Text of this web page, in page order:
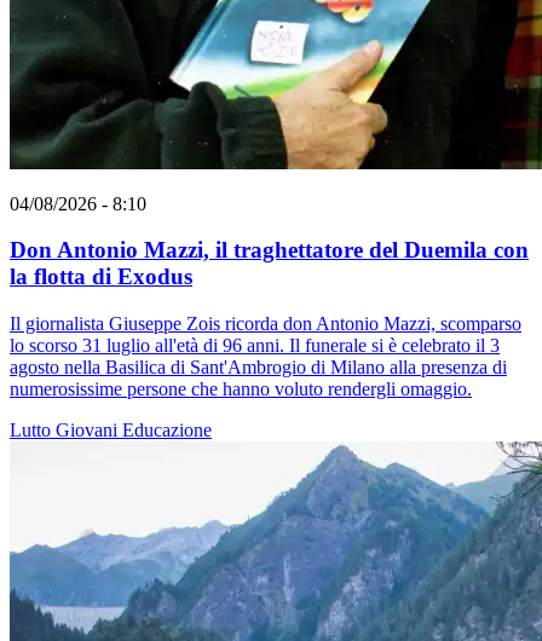
04/08/2026 - 8:10
Don Antonio Mazzi, il traghettatore del Duemila con
la flotta di Exodus
Il giornalista Giuseppe Zois ricorda don Antonio Mazzi, scomparso
lo scorso 31 luglio all'età di 96 anni. Il funerale si è celebrato il 3
agosto nella Basilica di Sant'Ambrogio di Milano alla presenza di
numerosissime persone che hanno voluto rendergli omaggio.
Lutto Giovani Educazione